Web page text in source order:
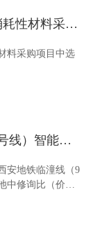
西安中铁2026年度消耗性材料采购项目中选候选人结果公示
料采购项目中选
西安地铁临潼线（9号线）智能疏散系统蓄电池中修采购 项目预询价公告
安地铁临潼线（9
中修询比（价）